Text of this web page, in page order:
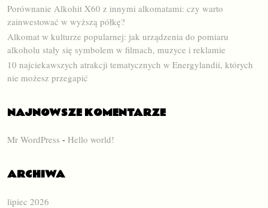
Porównanie Alkohit X60 z innymi alkomatami: czy warto
zainwestować w wyższą półkę?
Alkomat w kulturze popularnej: jak urządzenia do pomiaru
alkoholu stały się symbolem w filmach, muzyce i reklamie
10 najciekawszych atrakcji tematycznych w Energylandii, których
nie możesz przegapić
NAJNOWSZE KOMENTARZE
Mr WordPress - Hello world!
ARCHIWA
lipiec 2026